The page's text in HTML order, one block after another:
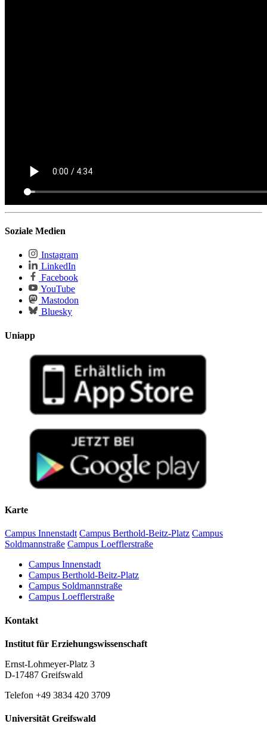
Soziale Medien
Instagram
LinkedIn
Facebook
YouTube
Mastodon
Bluesky
Uniapp
Karte
Campus Innenstadt Campus Berthold-Beitz-Platz Campus
Soldmannstraße Campus Loefflerstraße
Campus Innenstadt
Campus Berthold-Beitz-Platz
Campus Soldmannstraße
Campus Loefflerstraße
Kontakt
Institut für Erziehungswissenschaft
Ernst-Lohmeyer-Platz 3
D-17487 Greifswald
Telefon +49 3834 420 3709
Universität Greifswald